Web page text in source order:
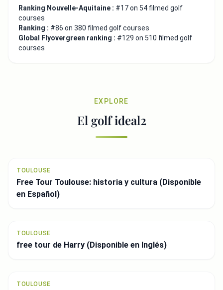
Ranking Nouvelle-Aquitaine : #17 on 54 filmed golf
courses
Ranking : #86 on 380 filmed golf courses
Global Flyovergreen ranking : #129 on 510 filmed golf
courses
EXPLORE
El golf ideal2
TOULOUSE
Free Tour Toulouse: historia y cultura (Disponible
en Español)
TOULOUSE
free tour de Harry (Disponible en Inglés)
TOULOUSE